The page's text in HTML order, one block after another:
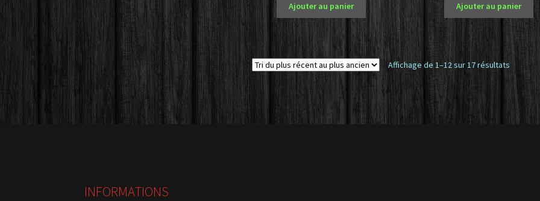
Ajouter au panier Ajouter au panier
Affichage de 1–12 sur 17 résultatsTrié
plus
au
INFORMATIONS